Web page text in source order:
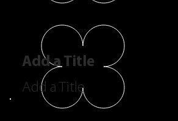
Add a Title
Add a Title